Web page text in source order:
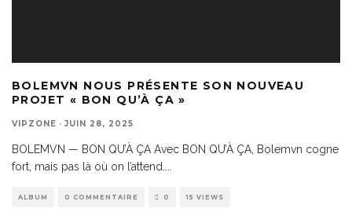
BOLEMVN NOUS PRÉSENTE SON NOUVEAU
PROJET « BON QU’À ÇA »
VIPZONE · JUIN 28, 2025
BOLEMVN — BON QU’À ÇA Avec BON QU’À ÇA, Bolemvn cogne
fort, mais pas là où on l’attend.
ALBUM 0 COMMENTAIRE 0 15 VIEWS